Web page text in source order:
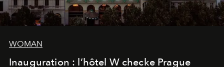
WOMAN
Inauguration : l’hôtel W checke Prague